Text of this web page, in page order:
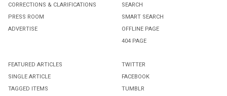
CORRECTIONS & CLARIFICATIONS
PRESS ROOM
ADVERTISE
SEARCH
SMART SEARCH
OFFLINE PAGE
404 PAGE
FEATURED ARTICLES
SINGLE ARTICLE
TAGGED ITEMS
TWITTER
FACEBOOK
TUMBLR